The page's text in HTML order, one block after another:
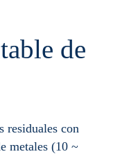
de
residuales con
metales (10 ~